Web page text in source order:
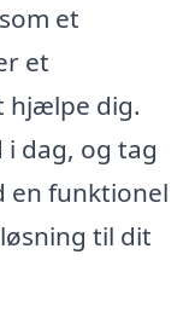
et
et
hjælpe dig.
dag, og tag
en funktionel
til dit